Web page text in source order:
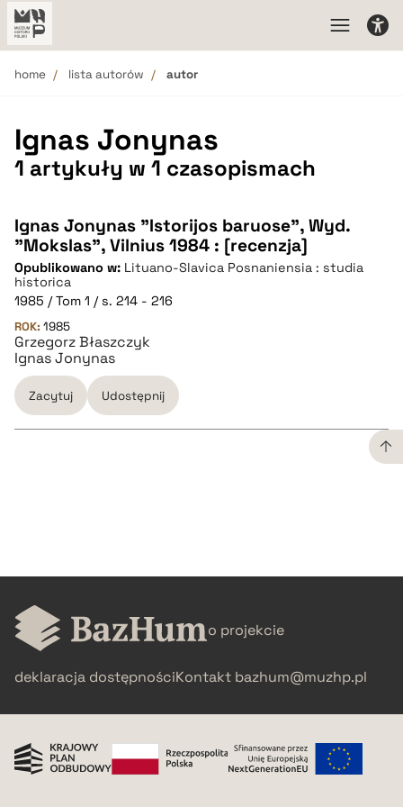
home lista autorów autor
Ignas Jonynas
1 artykuły w 1 czasopismach
Ignas Jonynas "Istorijos baruose", Wyd.
"Mokslas", Vilnius 1984 : [recenzja]
Opublikowano w: Lituano-Slavica Posnaniensia : studia
historica
1985 / Tom 1 / s. 214 - 216
ROK: 1985
Grzegorz Błaszczyk
Ignas Jonynas
Zacytuj Udostępnij
pobierz cytat
o projekcie
deklaracja dostępnościKontakt bazhum@muzhp.pl